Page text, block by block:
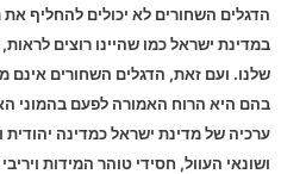
הדגלים השחורים לא יכולים להחליף
במדינת ישראל כמו שהיינו רוצים לראות,
שלנו. ועם זאת, הדגלים השחורים אינם
בהם היא הרוח האמורה לפעם בהמוני
ערכיה של מדינת ישראל כמדינה
ושונאי העוול, חסידי טוהר המידות